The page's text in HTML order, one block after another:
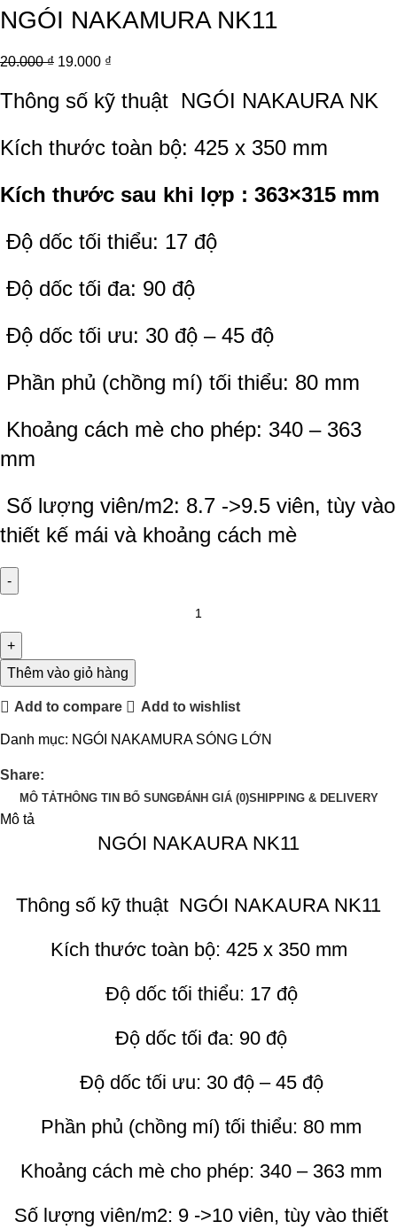
NGÓI NAKAMURA NK11
20.000₫ 19.000 ₫
Thông số kỹ thuật NGÓI NAKAURA NK
Kích thước toàn bộ: 425 x 350 mm
Kích thước sau khi lợp : 363×315 mm
Độ dốc tối thiểu: 17 độ
Độ dốc tối đa: 90 độ
Độ dốc tối ưu: 30 độ – 45 độ
Phần phủ (chồng mí) tối thiểu: 80 mm
Khoảng cách mè cho phép: 340 – 363
mm
Số lượng viên/m2: 8.7 ->9.5 viên, tùy vào
thiết kế mái và khoảng cách mè
Thêm vào giỏ hàng
Add to compare Add to wishlist
Danh mục: NGÓI NAKAMURA SÓNG LỚN
Share:
MÔ TẢTHÔNG TIN BỔ SUNGĐÁNH GIÁ (0)SHIPPING & DELIVERY
Mô tả
NGÓI NAKAURA NK11
Thông số kỹ thuật NGÓI NAKAURA NK11
Kích thước toàn bộ: 425 x 350 mm
Độ dốc tối thiểu: 17 độ
Độ dốc tối đa: 90 độ
Độ dốc tối ưu: 30 độ – 45 độ
Phần phủ (chồng mí) tối thiểu: 80 mm
Khoảng cách mè cho phép: 340 – 363 mm
Số lượng viên/m2: 9 ->10 viên, tùy vào thiết